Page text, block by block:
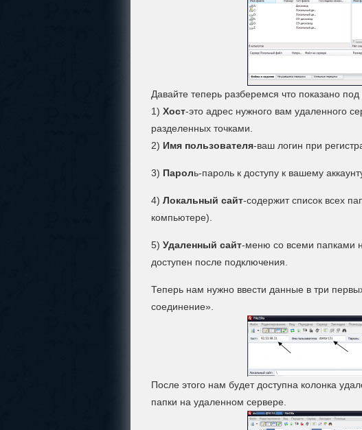
Давайте теперь разберемся что показано
1) Хост-это адрес нужного вам удаленного
разделенных точками.
2) Имя пользователя-ваш логин при
3) Пароль-пароль к доступу к вашему
4) Локальный сайт-содержит список всех
компьютере).
5) Удаленный сайт-меню со всеми папками
доступен после подключения.
Теперь нам нужно ввести данные в три
соединение».
После этого нам будет доступна колонка
папки на удаленном сервере.